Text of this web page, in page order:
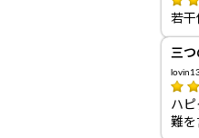
若干
三つ
ハ
難を